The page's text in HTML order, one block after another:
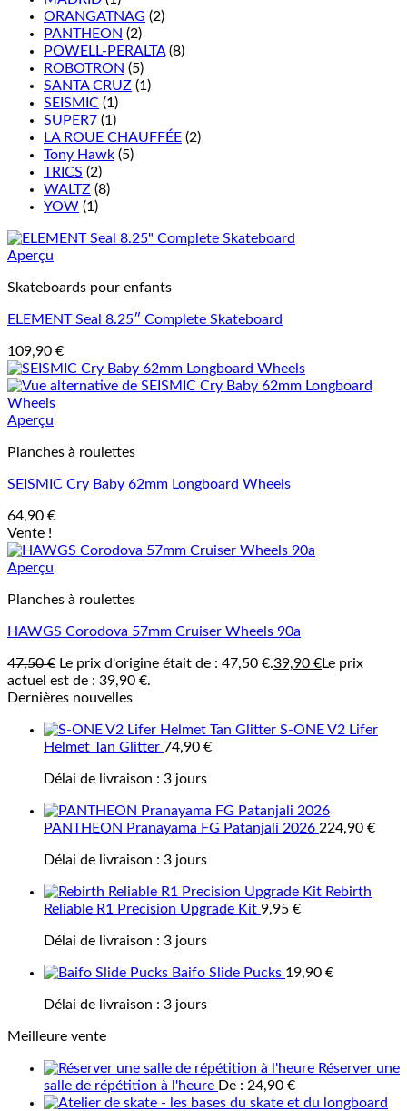
ORANGATNAG (2)
PANTHEON (2)
POWELL-PERALTA (8)
ROBOTRON (5)
SANTA CRUZ (1)
SEISMIC (1)
SUPER7 (1)
LA ROUE CHAUFFÉE (2)
Tony Hawk (5)
TRICS (2)
WALTZ (8)
YOW (1)
Aperçu
Skateboards pour enfants
ELEMENT Seal 8.25″ Complete Skateboard
109,90 €
Aperçu
Planches à roulettes
SEISMIC Cry Baby 62mm Longboard Wheels
64,90 €
Vente !
Aperçu
Planches à roulettes
HAWGS Corodova 57mm Cruiser Wheels 90a
47,50€ Le prix d'origine était de : 47,50 €.39,90 €Le prix
actuel est de : 39,90 €.
Dernières nouvelles
S-ONE V2 Lifer
Helmet Tan Glitter 74,90 €
Délai de livraison : 3 jours
PANTHEON Pranayama FG Patanjali 2026 224,90 €
Délai de livraison : 3 jours
Rebirth
Reliable R1 Precision Upgrade Kit 9,95 €
Délai de livraison : 3 jours
Baifo Slide Pucks 19,90 €
Délai de livraison : 3 jours
Meilleure vente
Réserver une
salle de répétition à l'heure De : 24,90 €